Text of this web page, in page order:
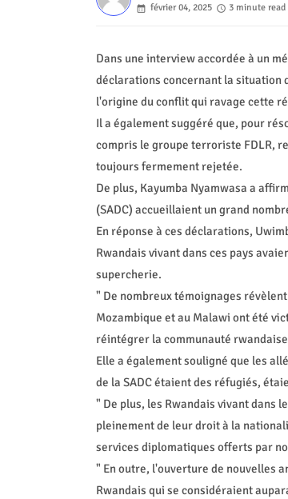
février 04, 2025
3 minute read
Dans une interview accordée à un
déclarations concernant la situation
l'origine du conflit qui ravage cette
Il a également suggéré que, pour
compris le groupe terroriste FDLR,
toujours fermement rejetée.
De plus, Kayumba Nyamwasa a
(SADC) accueillaient un grand
En réponse à ces déclarations,
Rwandais vivant dans ces pays
supercherie.
" De nombreux témoignages
Mozambique et au Malawi ont été
réintégrer la communauté
Elle a également souligné que les
de la SADC étaient des réfugiés,
" De plus, les Rwandais vivant dans
pleinement de leur droit à la
services diplomatiques offerts par
" En outre, l'ouverture de nouvelles
Rwandais qui se considéraient